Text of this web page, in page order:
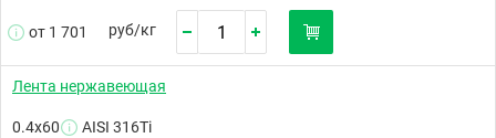
от 1 701 руб/кг
Лента нержавеющая
0.4х60 AISI 316Ti